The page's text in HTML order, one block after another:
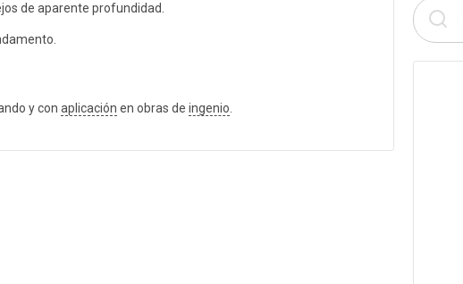
de aparente profundidad.
y con aplicación en obras de ingenio.